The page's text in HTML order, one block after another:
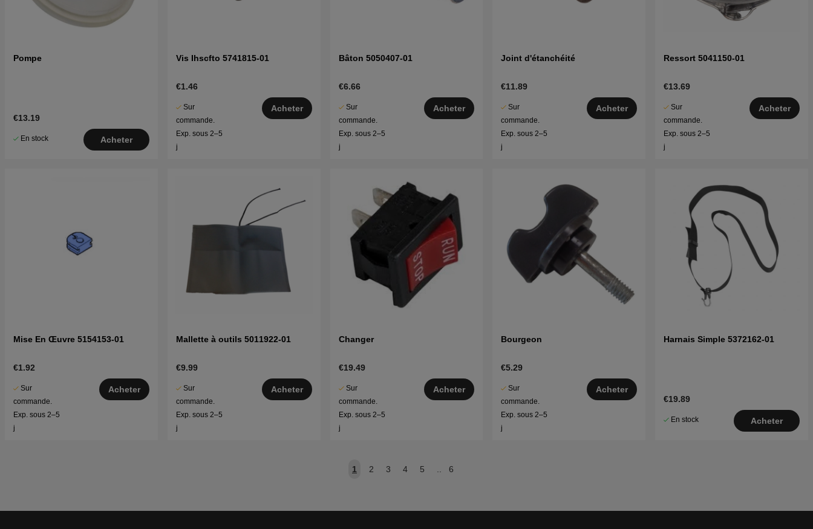
Pompe
€13.19
En stock Acheter
Vis Ihscfto 5741815-01
€1.46
Sur
commande.
Exp. sous 2–5
j
Acheter
Bâton 5050407-01
€6.66
Sur
commande.
Exp. sous 2–5
j
Acheter
Joint d'étanchéité
€11.89
Sur
commande.
Exp. sous 2–5
j
Acheter
Ressort 5041150-01
€13.69
Sur
commande.
Exp. sous 2–5
j
Acheter
Mise En Œuvre 5154153-01
€1.92
Sur
commande.
Exp. sous 2–5
j
Acheter
Mallette à outils 5011922-01
€9.99
Sur
commande.
Exp. sous 2–5
j
Acheter
Changer
€19.49
Sur
commande.
Exp. sous 2–5
j
Acheter
Bourgeon
€5.29
Sur
commande.
Exp. sous 2–5
j
Acheter
Harnais Simple 5372162-01
€19.89
En stock Acheter
1 2 3 4 5 .. 6